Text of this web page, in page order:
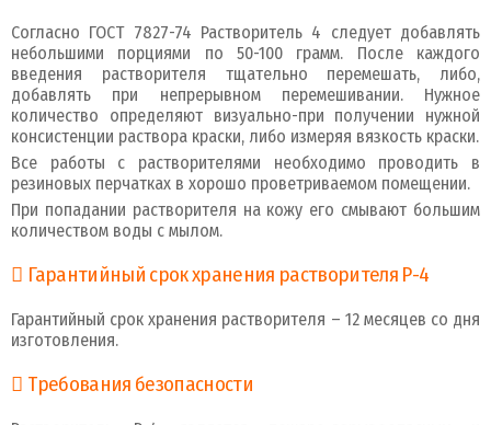
Согласно ГОСТ 7827-74 Растворитель 4 следует добавлять
небольшими порциями по 50-100 грамм. После каждого
введения растворителя тщательно перемешать, либо,
добавлять при непрерывном перемешивании. Нужное
количество определяют визуально-при получении нужной
консистенции раствора краски, либо измеряя вязкость краски.
Все работы с растворителями необходимо проводить в
резиновых перчатках в хорошо проветриваемом помещении.
При попадании растворителя на кожу его смывают большим
количеством воды с мылом.
Гарантийный срок хранения растворителя Р-4
Гарантийный срок хранения растворителя – 12 месяцев со дня
изготовления.
Требования безопасности